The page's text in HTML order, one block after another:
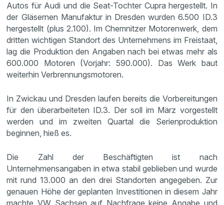
Autos für Audi und die Seat-Tochter Cupra hergestellt. In
der Gläsernen Manufaktur in Dresden wurden 6.500 ID.3
hergestellt (plus 2.100). Im Chemnitzer Motorenwerk, dem
dritten wichtigen Standort des Unternehmens im Freistaat,
lag die Produktion den Angaben nach bei etwas mehr als
600.000 Motoren (Vorjahr: 590.000). Das Werk baut
weiterhin Verbrennungsmotoren.
In Zwickau und Dresden laufen bereits die Vorbereitungen
für den überarbeiteten ID.3. Der soll im März vorgestellt
werden und im zweiten Quartal die Serienproduktion
beginnen, hieß es.
Die Zahl der Beschäftigten ist nach
Unternehmensangaben in etwa stabil geblieben und wurde
mit rund 13.000 an den drei Standorten angegeben. Zur
genauen Höhe der geplanten Investitionen in diesem Jahr
machte VW Sachsen auf Nachfrage keine Angabe und